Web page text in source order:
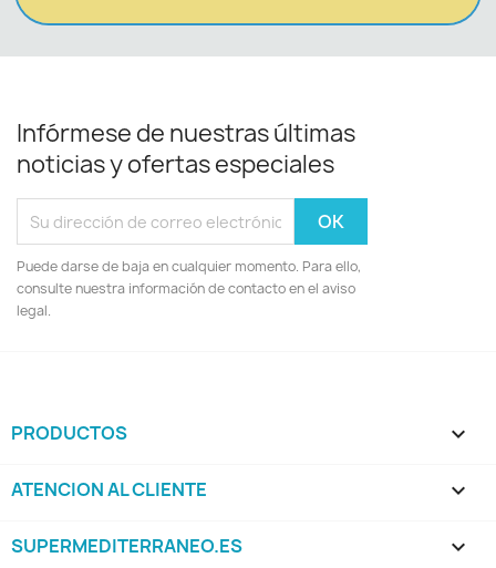
Infórmese de nuestras últimas
noticias y ofertas especiales
Puede darse de baja en cualquier momento. Para ello,
consulte nuestra información de contacto en el aviso
legal.
PRODUCTOS 
ATENCION AL CLIENTE 
SUPERMEDITERRANEO.ES 